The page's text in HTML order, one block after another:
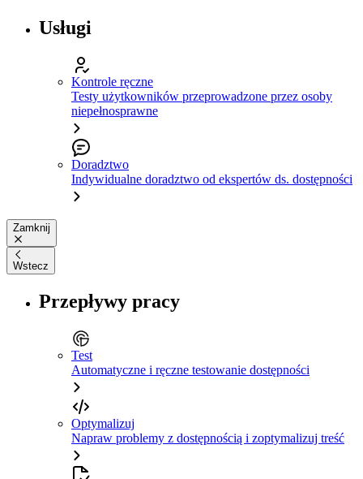
Usługi
Kontrole ręczne
Testy użytkowników przeprowadzone przez osoby
niepełnosprawne
Doradztwo
Indywidualne doradztwo od ekspertów ds. dostępności
Zamknij
Wstecz
Przepływy pracy
Test
Automatyczne i ręczne testowanie dostępności
Optymalizuj
Napraw problemy z dostępnością i zoptymalizuj treść